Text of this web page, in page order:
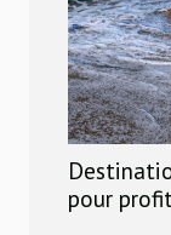
pour